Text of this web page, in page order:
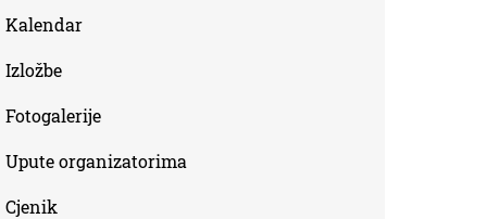
Kalendar
Izložbe
Fotogalerije
Upute organizatorima
Cjenik